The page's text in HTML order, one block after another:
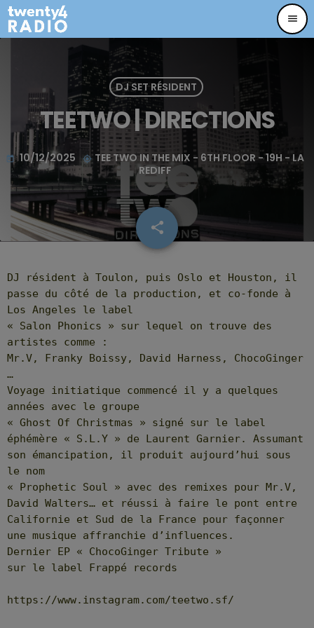
menu
DJ SET RÉSIDENT
TEETWO | DIRECTIONS
today 10/12/2025 my_location TEE TWO IN THE MIX - 6TH FLOOR - 19H - LA
REDIFF
share
email
DJ résident à Toulon, puis Oslo et Houston, il
passe du côté de la production, et co-fonde à
Los Angeles le label
« Salon Phonics » sur lequel on trouve des
artistes comme :
Mr.V, Franky Boissy, David Harness, ChocoGinger
…
Voyage initiatique commencé il y a quelques
années avec le groupe
« Ghost Of Christmas » signé sur le label
éphémère « S.L.Y » de Laurent Garnier. Assumant
son émancipation, il produit aujourd’hui sous
le nom
« Prophetic Soul » avec des remixes pour Mr.V,
David Walters… et réussi à faire le pont entre
Californie et Sud de la France pour façonner
une musique affranchie d’influences.
Dernier EP « ChocoGinger Tribute »
sur le label Frappé records
https://www.instagram.com/teetwo.sf/